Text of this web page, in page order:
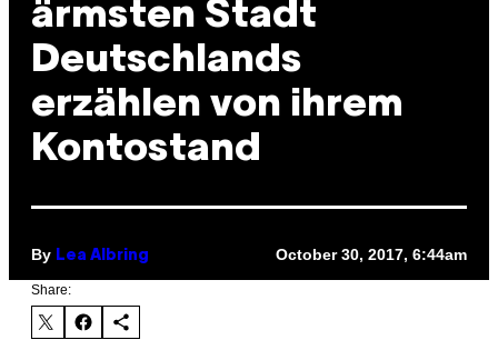
ärmsten Stadt
Deutschlands
erzählen von ihrem
Kontostand
By Lea Albring October 30, 2017, 6:44am
Share: